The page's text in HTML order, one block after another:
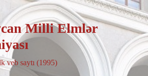
Milli Elmlər
veb saytı (1995)